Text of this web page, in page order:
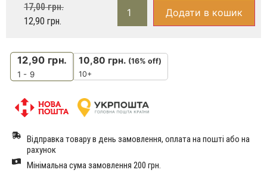
17,00грн.
12,90 грн.
Додати в кошик
12,90 грн.
1 - 9
10,80 грн. (16% off)
10+
Відправка товару в день замовлення, оплата на пошті або на
рахунок
Мінімальна сума замовлення 200 грн.